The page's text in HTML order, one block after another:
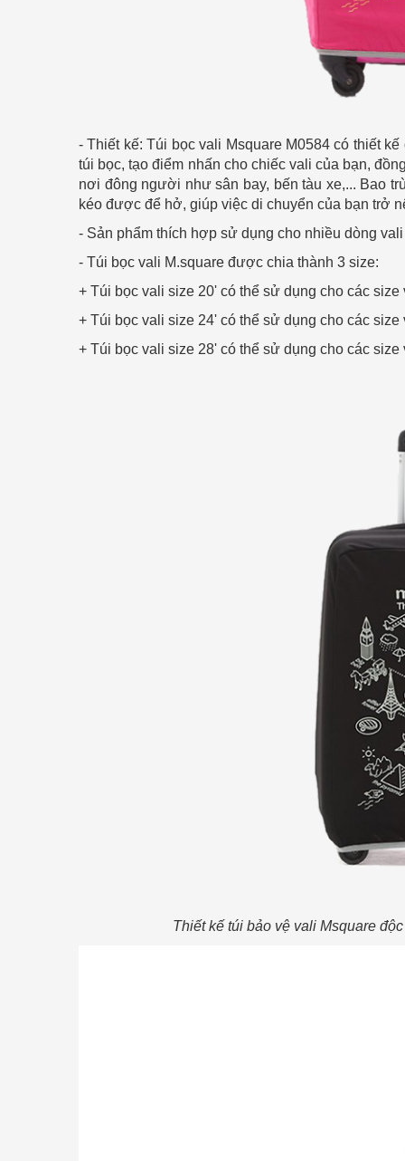
- Thiết kế: Túi bọc vali Msquare M0584 có thiết
túi bọc, tạo điểm nhấn cho chiếc vali của bạn,
nơi đông người như sân bay, bến tàu xe,... Bao
kéo được để hở, giúp việc di chuyển của bạn trở
- Sản phẩm thích hợp sử dụng cho nhiều dòng
- Túi bọc vali M.square được chia thành 3 size:
+ Túi bọc vali size 20' có thể sử dụng cho các size
+ Túi bọc vali size 24' có thể sử dụng cho các size
+ Túi bọc vali size 28' có thể sử dụng cho các size
Thiết kế túi bảo vệ vali Msquare